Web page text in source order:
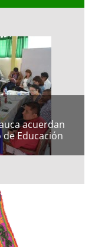
acuerdan
Educación